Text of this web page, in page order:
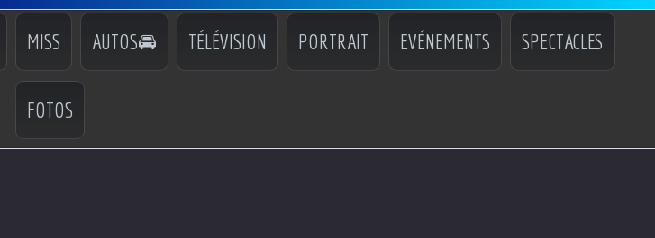
MISS AUTOS🚘 TÉLÉVISION PORTRAIT EVÉNEMENTS SPECTACLES
FOTOS